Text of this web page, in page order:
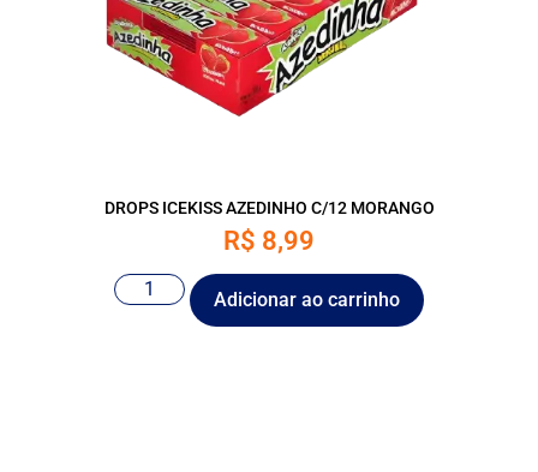
DROPS ICEKISS AZEDINHO C/12 MORANGO
R$ 8,99
Adicionar ao carrinho